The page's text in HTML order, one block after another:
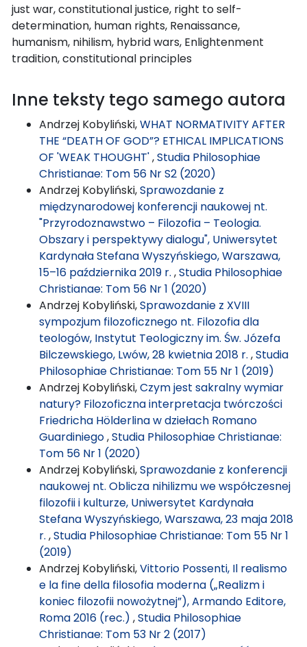
just war, constitutional justice, right to self-
determination, human rights, Renaissance,
humanism, nihilism, hybrid wars, Enlightenment
tradition, constitutional principles
Inne teksty tego samego autora
Andrzej Kobyliński,WHAT NORMATIVITY AFTER
THE “DEATH OF GOD”? ETHICAL IMPLICATIONS
OF 'WEAK THOUGHT',Studia Philosophiae
Christianae: Tom 56 Nr S2 (2020)
Andrzej Kobyliński,Sprawozdanie z
międzynarodowej konferencji naukowej nt.
"Przyrodoznawstwo – Filozofia – Teologia.
Obszary i perspektywy dialogu", Uniwersytet
Kardynała Stefana Wyszyńskiego, Warszawa,
15–16 października 2019 r. ,Studia Philosophiae
Christianae: Tom 56 Nr 1 (2020)
Andrzej Kobyliński,Sprawozdanie z XVIII
sympozjum filozoficznego nt. Filozofia dla
teologów, Instytut Teologiczny im. Św. Józefa
Bilczewskiego, Lwów, 28 kwietnia 2018 r. ,Studia
Philosophiae Christianae: Tom 55 Nr 1 (2019)
Andrzej Kobyliński,Czym jest sakralny wymiar
natury? Filozoficzna interpretacja twórczości
Friedricha Hölderlina w dziełach Romano
Guardiniego,Studia Philosophiae Christianae:
Tom 56 Nr 1 (2020)
Andrzej Kobyliński,Sprawozdanie z konferencji
naukowej nt. Oblicza nihilizmu we współczesnej
filozofii i kulturze, Uniwersytet Kardynała
Stefana Wyszyńskiego, Warszawa, 23 maja 2018
r. ,Studia Philosophiae Christianae: Tom 55 Nr 1
(2019)
Andrzej Kobyliński,Vittorio Possenti, Il realismo
e la fine della filosofia moderna („Realizm i
koniec filozofii nowożytnej”), Armando Editore,
Roma 2016 (rec.) ,Studia Philosophiae
Christianae: Tom 53 Nr 2 (2017)